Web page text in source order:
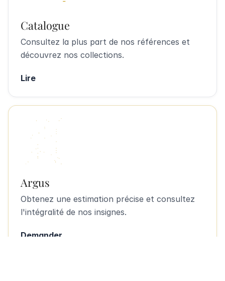
Catalogue
Consultez la plus part de nos références et
découvrez nos collections.
Lire
Argus
Obtenez une estimation précise et consultez
l'intégralité de nos insignes.
Demander